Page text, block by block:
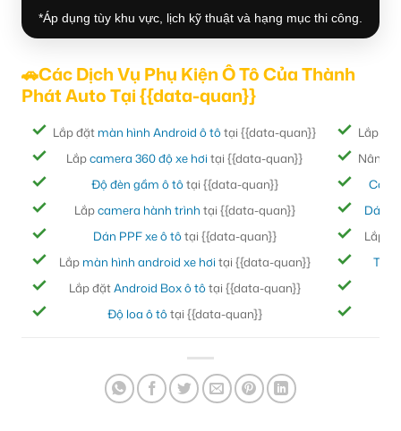
*Áp dụng tùy khu vực, lịch kỹ thuật và hạng mục thi công.
🚗Các Dịch Vụ Phụ Kiện Ô Tô Của Thành
Phát Auto Tại {{data-quan}}
Lắp đặt màn hình Android ô tôtại {{data-quan}}
Lắpcamera 360 độ xe hơi tại {{data-quan}}
Độ đèn gầm ô tôtại {{data-quan}}
Lắpcamera hành trình tại {{data-quan}}
Dán PPF xe ô tôtại {{data-quan}}
Lắp màn hình android xe hơi tại {{data-quan}}
Lắp đặtAndroid Box ô tôtại {{data-quan}}
Độ loa ô tôtại {{data-quan}}
Lắp
Nâng
Dán
Lắp